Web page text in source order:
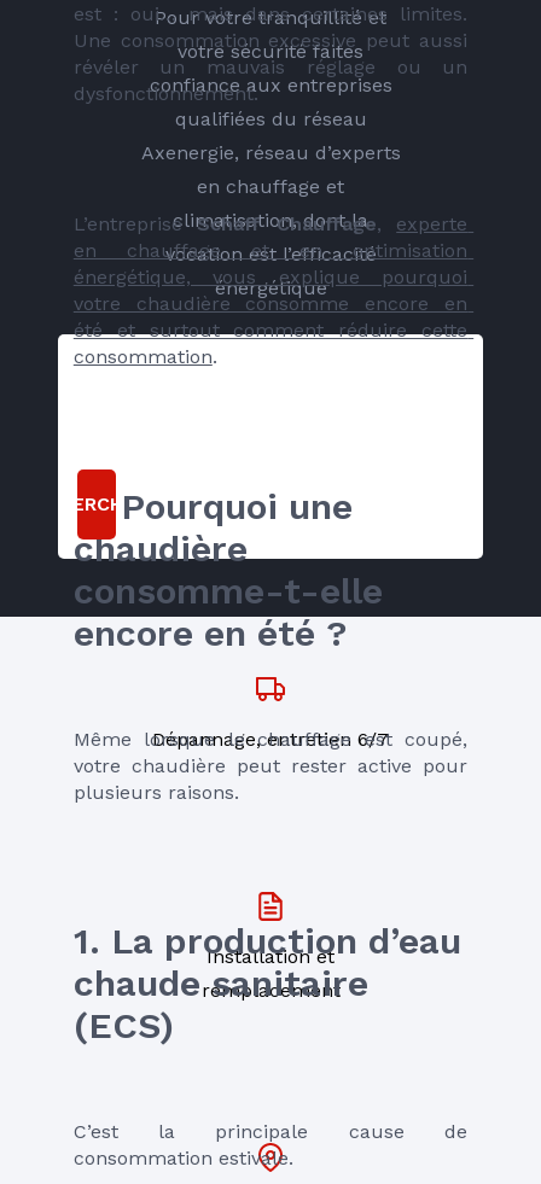
est : oui… mais dans certaines limites.
Une consommation excessive peut aussi
révéler un mauvais réglage ou un
dysfonctionnement.
L’entreprise Schaff Chauffage, experte
en chauffage et en optimisation
énergétique, vous explique pourquoi
votre chaudière consomme encore en
été et surtout comment réduire cette
consommation.
🔎 Pourquoi une
chaudière
consomme-t-elle
encore en été ?
Même lorsque le chauffage est coupé,
votre chaudière peut rester active pour
plusieurs raisons.
1. La production d’eau
chaude sanitaire
(ECS)
C’est la principale cause de
consommation estivale.
Pour votre tranquillité et
votre sécurité faites
confiance aux entreprises
qualifiées du réseau
Axenergie, réseau d’experts
en chauffage et
climatisation, dont la
vocation est l’efficacité
énergétique
RECHERCHER
Dépannage, entretien 6/7
Installation et
remplacement